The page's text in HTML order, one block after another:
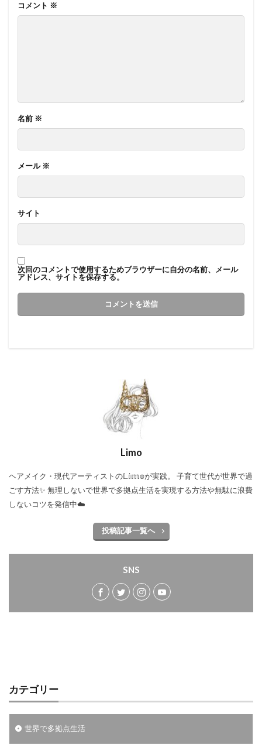
コメント ※
名前 ※
メール ※
サイト
次回のコメントで使用するためブラウザーに自分の名前、メール
アドレス、サイトを保存する。
Limo
ヘアメイク・現代アーティストの𝕃𝕚𝕞𝕠が実践。 子育て世代が世界で過
ごす方法✨ 無理しないで世界で多拠点生活を実現する方法や無駄に浪費
しないコツを発信中☁️
投稿記事一覧へ
SNS
カテゴリー
世界で多拠点生活